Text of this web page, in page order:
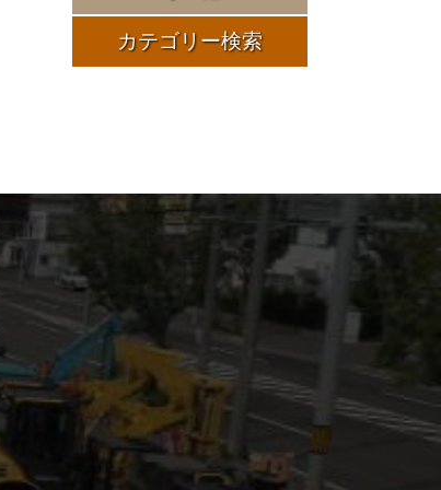
カテゴリー検索